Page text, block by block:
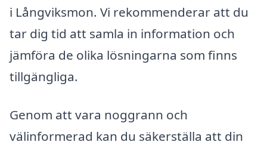
i Långviksmon. Vi rekommenderar att du
tar dig tid att samla in information och
jämföra de olika lösningarna som finns
tillgängliga.
Genom att vara noggrann och
välinformerad kan du säkerställa att din